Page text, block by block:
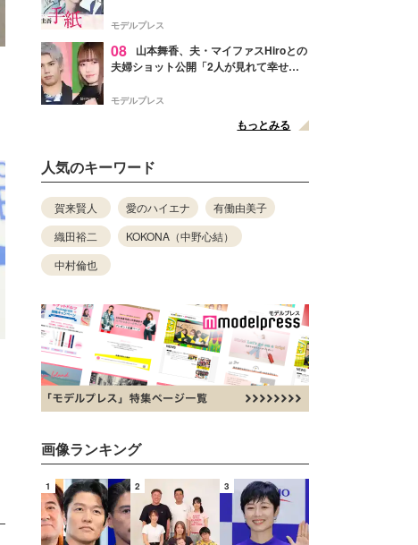
モデルプレス
08
山本舞香、夫・マイファスHiroとの
夫婦ショット公開「2人が見れて幸せ」
モデルプレス
もっとみる
人気のキーワード
賀来賢人 愛のハイエナ
有働由美子
織田裕二
KOKONA（中野心結）
中村倫也
画像ランキング
1 2 3